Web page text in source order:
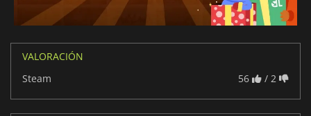
VALORACIÓN
Steam
56 / 2